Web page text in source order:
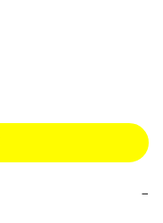
−